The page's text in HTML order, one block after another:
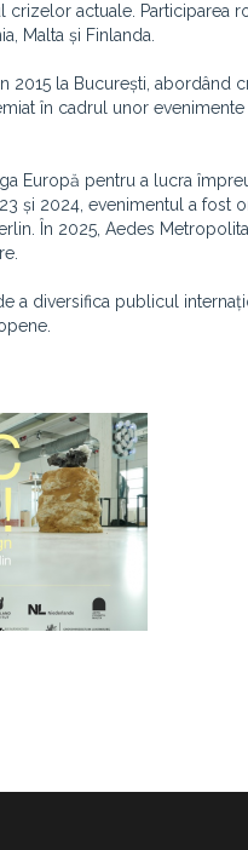
actuale. Participarea
Malta și Finlanda.
2015 la București, abordând
în cadrul unor
Europă pentru a lucra
și 2024, evenimentul a fost
În 2025, Aedes
a diversifica publicul